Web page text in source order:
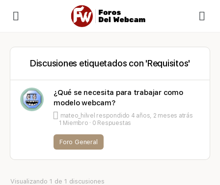
Discusiones etiquetados con 'Requisitos'
¿Qué se necesita para trabajar como
modelo webcam?
mateo_hilvel respondido 4 años, 2 meses atrás
1 Miembro · 0 Respuestas
Foro General
Visualizando 1 de 1 discusiones